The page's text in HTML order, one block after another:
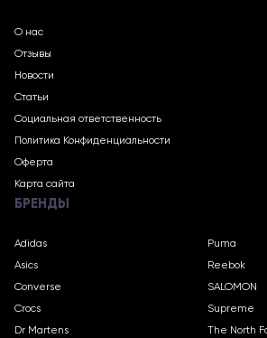
О нас
Отзывы
Новости
Статьи
Социальная ответственность
Политика Конфиденциальности
Оферта
Карта сайта
БРЕНДЫ
Adidas
Asics
Converse
Crocs
Dr Martens
Puma
Reebok
SALOMON
Supreme
The North